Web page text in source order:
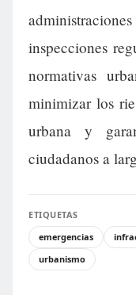
inspecciones
normativas
minimizar los
urbana y
ciudadanos a
ETIQUETAS
emergencias
urbanismo